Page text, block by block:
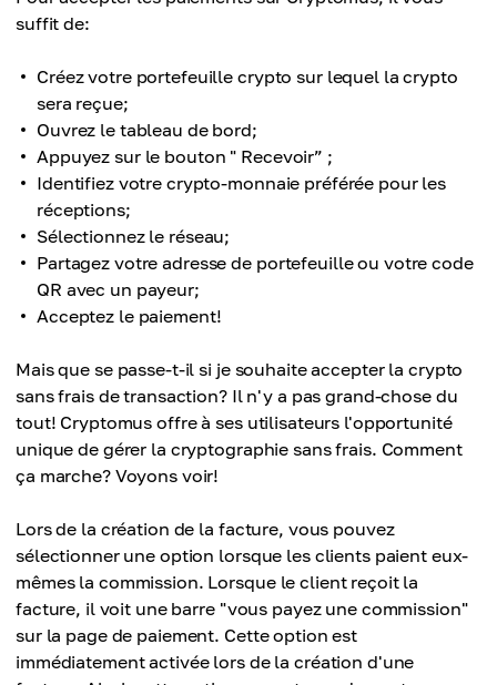
suffit de:
Créez votre portefeuille crypto sur lequel la crypto
sera reçue;
Ouvrez le tableau de bord;
Appuyez sur le bouton " Recevoir” ;
Identifiez votre crypto-monnaie préférée pour les
réceptions;
Sélectionnez le réseau;
Partagez votre adresse de portefeuille ou votre code
QR avec un payeur;
Acceptez le paiement!
Mais que se passe-t-il si je souhaite accepter la crypto
sans frais de transaction? Il n'y a pas grand-chose du
tout! Cryptomus offre à ses utilisateurs l'opportunité
unique de gérer la cryptographie sans frais. Comment
ça marche? Voyons voir!
Lors de la création de la facture, vous pouvez
sélectionner une option lorsque les clients paient eux-
mêmes la commission. Lorsque le client reçoit la
facture, il voit une barre "vous payez une commission"
sur la page de paiement. Cette option est
immédiatement activée lors de la création d'une